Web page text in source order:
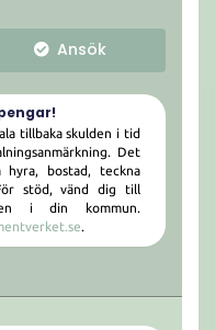
Ansök
tillbaka skulden i tid
Det
bostad, teckna
stöd, vänd dig till
i din kommun.
.